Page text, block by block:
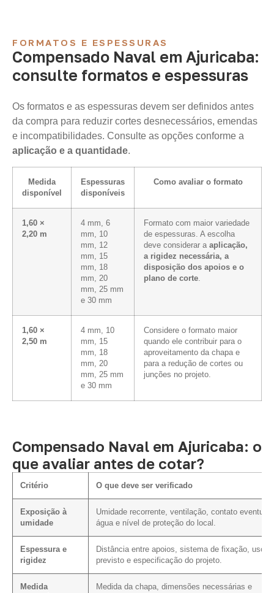
FORMATOS E ESPESSURAS
Compensado Naval em Ajuricaba:
consulte formatos e espessuras
Os formatos e as espessuras devem ser definidos antes
da compra para reduzir cortes desnecessários, emendas
e incompatibilidades. Consulte as opções conforme a
aplicação e a quantidade.
Medida
disponível
Espessuras
disponíveis
Como avaliar o formato
1,60 ×
2,20 m
4 mm, 6
mm, 10
mm, 12
mm, 15
mm, 18
mm, 20
mm, 25 mm
e 30 mm
Formato com maior variedade
de espessuras. A escolha
deve considerar a aplicação,
a rigidez necessária, a
disposição dos apoios e o
plano de corte.
1,60 ×
2,50 m
4 mm, 10
mm, 15
mm, 18
mm, 20
mm, 25 mm
e 30 mm
Considere o formato maior
quando ele contribuir para o
aproveitamento da chapa e
para a redução de cortes ou
junções no projeto.
Compensado Naval em Ajuricaba: o
que avaliar antes de cotar?
Critério O que deve ser verificado
Exposição à
umidade
Umidade recorrente, ventilação, contato eventual
água e nível de proteção do local.
Espessura e
rigidez
Distância entre apoios, sistema de fixação, uso
previsto e especificação do projeto.
Medida
Medida da chapa, dimensões necessárias e